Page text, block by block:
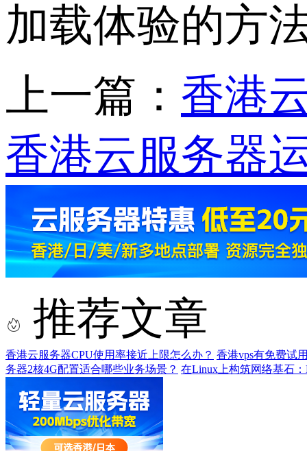
加载体验的方
上一篇： 香港
香港云服务器
推荐文章
香港云服务器CPU使用率接近上限怎么办？ 香港vps有免费试
务器2核4G配置适合哪些业务场景？ 在Linux上构筑网络基石